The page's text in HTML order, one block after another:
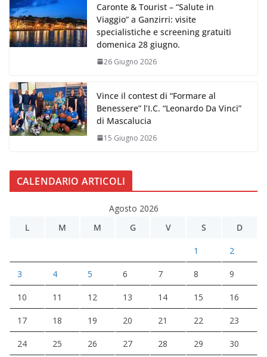
Caronte & Tourist – “Salute in
Viaggio” a Ganzirri: visite
specialistiche e screening gratuiti
domenica 28 giugno.
26 Giugno 2026
Vince il contest di “Formare al
Benessere” l’I.C. “Leonardo Da Vinci”
di Mascalucia
15 Giugno 2026
CALENDARIO ARTICOLI
Agosto 2026
L
M M G V S D
1 2
3 4 5 6 7 8 9
10 11 12 13 14 15 16
17 18 19 20 21 22 23
24 25 26 27 28 29 30